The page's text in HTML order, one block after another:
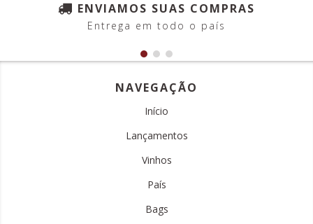
ENVIAMOS SUAS COMPRAS
Entrega em todo o país
NAVEGAÇÃO
Início
Lançamentos
Vinhos
País
Bags